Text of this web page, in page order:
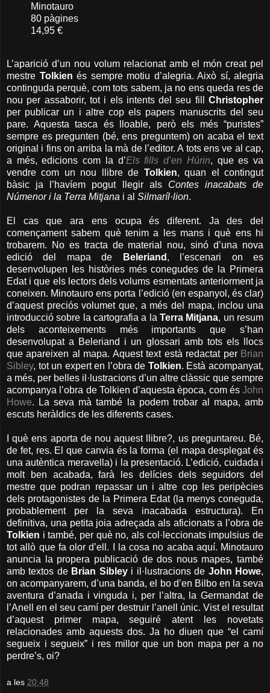
Minotauro
80 pàgines
14,95 €
L’aparició d’un nou volum relacionat amb el món creat pel
mestre Tolkien és sempre motiu d’alegria. Això sí, alegria
continguda perquè, com tots sabem, ja no ens queda res de
nou per assaborir, tot i els intents del seu fill Christopher
per publicar un i altre cop els papers manuscrits del seu
pare. Aquesta tasca és lloable, però els més “puristes”
sempre es pregunten (bé, ens preguntem) on acaba el text
original i fins on arriba la mà de l’editor. A tots ens ve al cap,
a més, edicions com la d’Els fills d’en Húrin, que es va
vendre com un nou llibre de Tolkien, quan el contingut
bàsic ja l’havíem pogut llegir als Contes inacabats de
Númenor i la Terra Mitjana i al Silmaríl·lion.
El cas que ara ens ocupa és diferent. Ja des del
començament sabem què tenim a les mans i què ens hi
trobarem. No es tracta de material nou, sinó d’una nova
edició del mapa de
Beleriand , l’escenari on es
desenvolupen les històries més conegudes de la Primera
Edat i que els lectors dels volums esmentats anteriorment ja
coneixen. Minotauro ens porta l’edició (en espanyol, és clar)
d’aquest preciós volumet que, a més del mapa, inclou una
introducció sobre la cartografia a la Terra Mitjana, un resum
dels aconteixements més importants que s’han
desenvolupat a Beleriand i un glossari amb tots els llocs
que apareixen al mapa. Aquest text està redactat per Brian
Sibley, tot un expert en l’obra de Tolkien. Està acompanyat,
a més, per belles il·lustracions d’un altre clàssic que sempre
acompanya l’obra de Tolkien d’aquesta època, com és John
Howe. La seva mà també la podem trobar al mapa, amb
escuts heràldics de les diferents cases.
I què ens aporta de nou aquest llibre?, us preguntareu. Bé,
de fet, res. El que canvia és la forma (el mapa desplegat és
una autèntica meravella) i la presentació. L’edició, cuidada i
molt ben acabada, farà les delícies dels seguidors del
mestre que podran repassar un i altre cop les peripècies
dels protagonistes de la Primera Edat (la menys coneguda,
probablement per la seva inacabada estructura). En
definitiva, una petita joia adreçada als aficionats a l’obra de
Tolkien i també, per què no, als col·leccionats impulsius de
tot allò que fa olor d’ell. I la cosa no acaba aquí. Minotauro
anuncia la propera publicació de dos nous mapes, també
amb textos de Brian Sibleyi il·lustracions de John Howe,
on acompanyarem, d’una banda, el bo d’en Bilbo en la seva
aventura d’anada i vinguda i, per l’altra, la Germandat de
l’Anell en el seu camí per destruir l’anell únic. Vist el resultat
d’aquest primer mapa, seguiré atent les novetats
relacionades amb aquests dos. Ja ho diuen que “el camí
segueix i segueix” i res millor que un bon mapa per a no
perdre’s, oi?
a les 20:48